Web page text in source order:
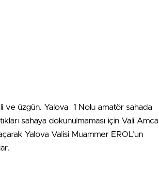
ve üzgün. Yalova 1 Nolu amatör sahada
sahaya dokunulmaması için Vali Amca
Yalova Valisi Muammer EROL’un